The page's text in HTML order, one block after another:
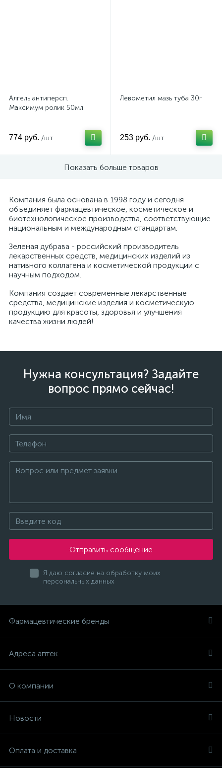
Алгель антиперсп.
Максимум ролик 50мл
774 руб. /шт
Левометил мазь туба 30г
253 руб. /шт
Показать больше товаров
Компания была основана в 1998 году и сегодня
объединяет фармацевтическое, косметическое и
биотехнологическое производства, соответствующие
национальным и международным стандартам.
Зеленая дубрава - российский производитель
лекарственных средств, медицинских изделий из
нативного коллагена и косметической продукции с
научным подходом.
Компания создает современные лекарственные
средства, медицинские изделия и косметическую
продукцию для красоты, здоровья и улучшения
качества жизни людей!
Нужна консультация? Задайте
вопрос прямо сейчас!
Отправить сообщение
Я даю согласие на обработку моих
персональных данных
Фармацевтические бренды
Адреса аптек
О компании
Новости
Оплата и доставка